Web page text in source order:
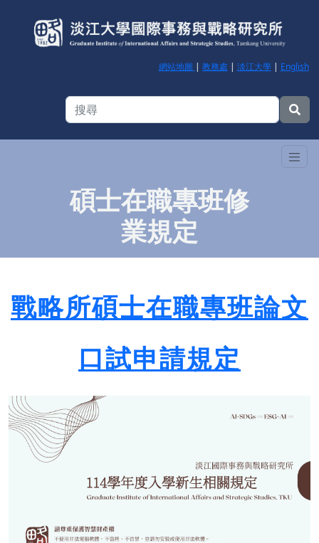
網站地圖 | 教務處 | 淡江大學| English
碩士在職專班修
業規定
戰略所碩士在職專班論文
口試申請規定